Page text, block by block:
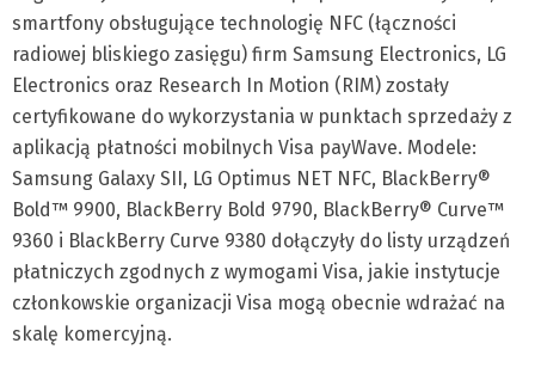
smartfony obsługujące technologię NFC (łączności
radiowej bliskiego zasięgu) firm Samsung Electronics, LG
Electronics oraz Research In Motion (RIM) zostały
certyfikowane do wykorzystania w punktach sprzedaży z
aplikacją płatności mobilnych Visa payWave. Modele:
Samsung Galaxy SII, LG Optimus NET NFC, BlackBerry®
Bold™ 9900, BlackBerry Bold 9790, BlackBerry® Curve™
9360 i BlackBerry Curve 9380 dołączyły do listy urządzeń
płatniczych zgodnych z wymogami Visa, jakie instytucje
członkowskie organizacji Visa mogą obecnie wdrażać na
skalę komercyjną.